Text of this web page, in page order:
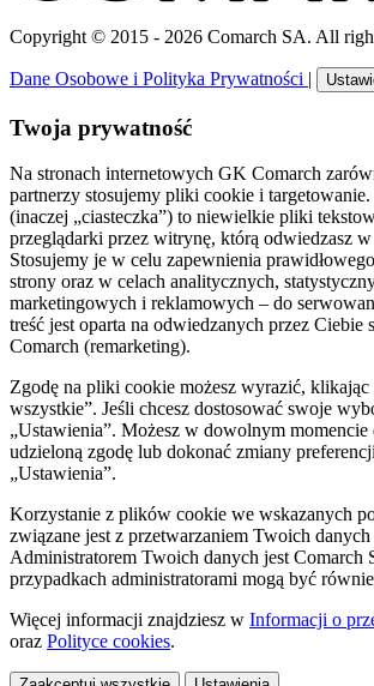
Copyright © 2015 - 2026 Comarch SA. All
Dane Osobowe i Polityka Prywatności |
Twoja prywatność
Na stronach internetowych GK Comarch
partnerzy stosujemy pliki cookie i
(inaczej „ciasteczka”) to niewielkie pliki
przeglądarki przez witrynę, którą odwiedzasz
Stosujemy je w celu zapewnienia
strony oraz w celach analitycznych,
marketingowych i reklamowych – do
treść jest oparta na odwiedzanych przez Ciebie
Comarch (remarketing).
Zgodę na pliki cookie możesz wyrazić, klikając
wszystkie”. Jeśli chcesz dostosować swoje
„Ustawienia”. Możesz w dowolnym
udzieloną zgodę lub dokonać zmiany
„Ustawienia”.
Korzystanie z plików cookie we wskazanych
związane jest z przetwarzaniem Twoich
Administratorem Twoich danych jest Comarch
przypadkach administratorami mogą być
Więcej informacji znajdziesz w Informacji o
oraz Polityce cookies.